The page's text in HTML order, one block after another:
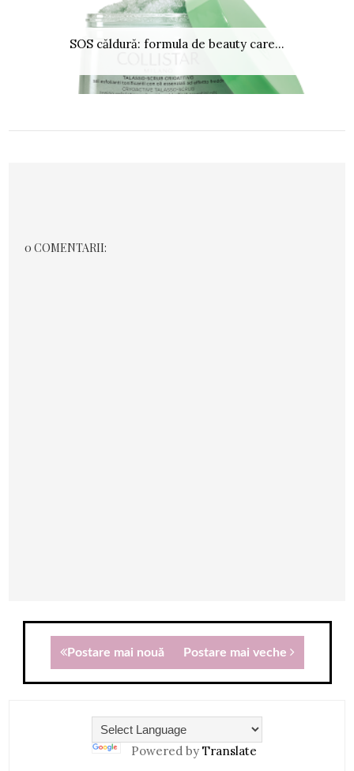
SOS căldură: formula de beauty care...
0 COMENTARII:
Postare mai nouă Postare mai veche
Powered by Translate